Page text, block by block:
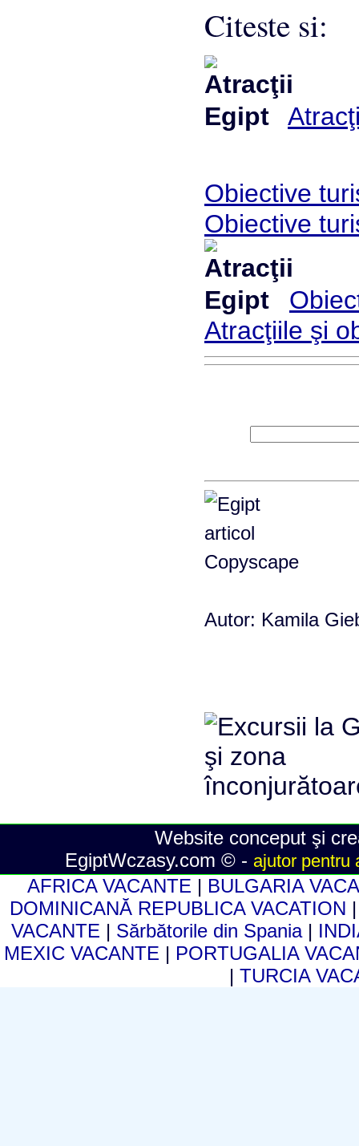
Citeste si:
Obiective
Obiective
Atracţiile şi
Autor: Kamila
Website conceput şi
EgiptWczasy.com © - ajutor pentru
AFRICA VACANTE | BULGARIA
DOMINICANĂ REPUBLICA VACATION
VACANTE | Sărbătorile din Spania |
MEXIC VACANTE | PORTUGALIA
| TURCIA